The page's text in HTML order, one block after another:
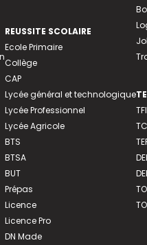
REUSSITE SCOLAIRE
Ecole Primaire
Collège
CAP
Lycée général et technologique
Lycée Professionnel
Lycée Agricole
BTS
BTSA
BUT
Prépas
Licence
Licence Pro
DN Made
TFI